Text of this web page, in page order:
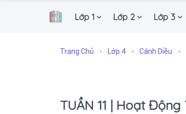
. Lớp 1 Lớp 2 Lớp 3
Trang Chủ Lớp 4 Cánh Diều
TUẦN 11 | Hoạt